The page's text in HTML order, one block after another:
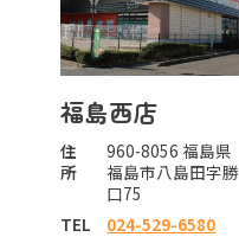
福島西店
住
所
960-8056 福島県
福島市八島田字勝
口75
TEL
024-529-6580